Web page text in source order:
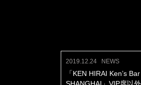
2019.12.24 NEWS
「KEN HIRAI Ken’s